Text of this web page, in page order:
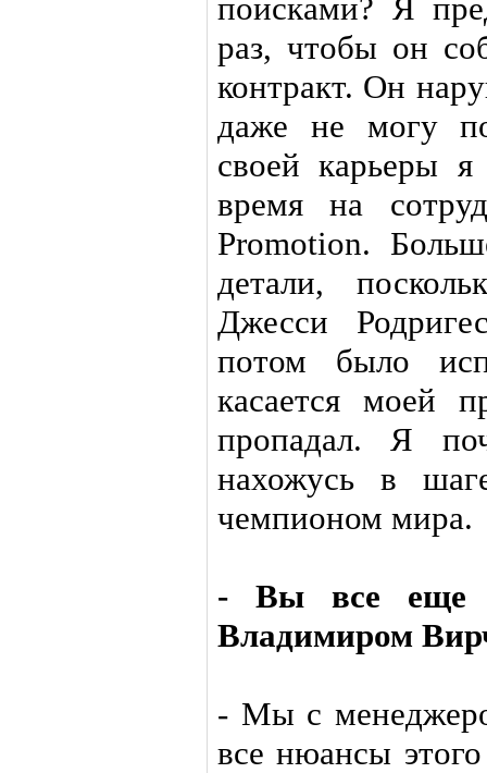
поисками? Я
раз, чтобы он
контракт. Он
даже не могу
своей карьеры
время на
Promotion.
детали,
Джесси
потом было
касается моей
пропадал. Я
нахожусь в
чемпионом мира.
- Вы все еще
Владимиром
- Мы с
все нюансы